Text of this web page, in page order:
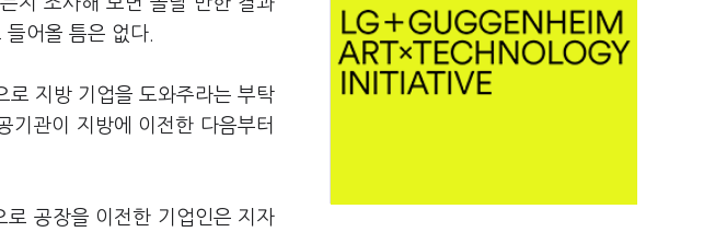
어올 틈은 없다.
로 지방 기업을 도와주라는 부탁
기관이 지방에 이전한 다음부터
로 공장을 이전한 기업인은 지자